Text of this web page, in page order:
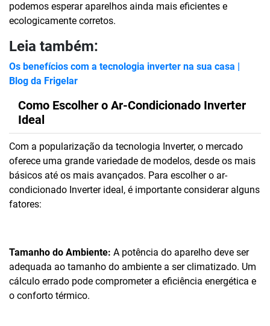
podemos esperar aparelhos ainda mais eficientes e
ecologicamente corretos.
Leia também:
Os benefícios com a tecnologia inverter na sua casa |
Blog da Frigelar
Como Escolher o Ar-Condicionado Inverter
Ideal
Com a popularização da tecnologia Inverter, o mercado
oferece uma grande variedade de modelos, desde os mais
básicos até os mais avançados. Para escolher o ar-
condicionado Inverter ideal, é importante considerar alguns
fatores:
Tamanho do Ambiente: A potência do aparelho deve ser
adequada ao tamanho do ambiente a ser climatizado. Um
cálculo errado pode comprometer a eficiência energética e
o conforto térmico.